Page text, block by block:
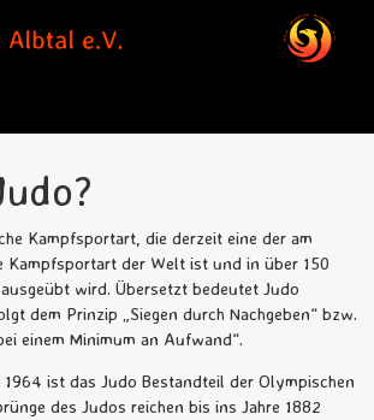
Kampfsportart, die derzeit eine der am
Kampfsportart der Welt ist und in über 150
wird. Übersetzt bedeutet Judo
dem Prinzip „Siegen durch Nachgeben“ bzw.
einem Minimum an Aufwand“.
1964 ist das Judo Bestandteil der Olympischen
des Judos reichen bis ins Jahre 1882